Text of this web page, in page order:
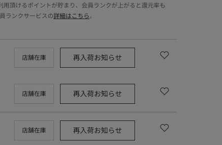
用頂けるポイントが貯まり、会員ランクが上がると還元率も
ランクサービスの詳細はこちら。
店舗在庫 再入荷お知らせ
店舗在庫 再入荷お知らせ
店舗在庫 再入荷お知らせ